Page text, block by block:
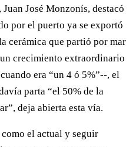
José Monzonís, destacó
por el puerto ya se exportó
cerámica que partió por mar
crecimiento extraordinario
era “un 4 ó 5%”--, el
parta “el 50% de la
deja abierta esta vía.
el actual y seguir